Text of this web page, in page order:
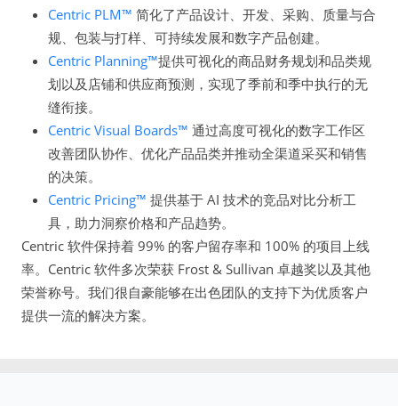
Centric PLM™ 简化了产品设计、开发、采购、质量与合
规、包装与打样、可持续发展和数字产品创建。
Centric Planning™提供可视化的商品财务规划和品类规
划以及店铺和供应商预测，实现了季前和季中执行的无
缝衔接。
Centric Visual Boards™ 通过高度可视化的数字工作区
改善团队协作、优化产品品类并推动全渠道采买和销售
的决策。
Centric Pricing™ 提供基于 AI 技术的竞品对比分析工
具，助力洞察价格和产品趋势。
Centric 软件保持着 99% 的客户留存率和 100% 的项目上线
率。Centric 软件多次荣获 Frost & Sullivan 卓越奖以及其他
荣誉称号。我们很自豪能够在出色团队的支持下为优质客户
提供一流的解决方案。